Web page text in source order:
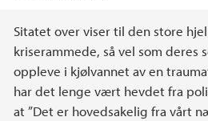
Hovedinnhold
Sitatet over viser til den store
kriserammede, så vel som deres
oppleve i kjølvannet av en
har det lenge vært hevdet fra
at ”Det er hovedsakelig fra vårt